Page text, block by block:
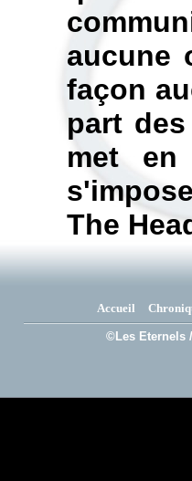
aucune
façon
part
met
The
Accueil
©Les Eternels